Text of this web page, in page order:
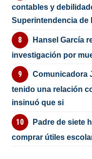
contables y
Superintendencia de
Hansel García
investigación por
Comunicadora
tenido una relación
insinuó que si
Padre de siete
comprar útiles